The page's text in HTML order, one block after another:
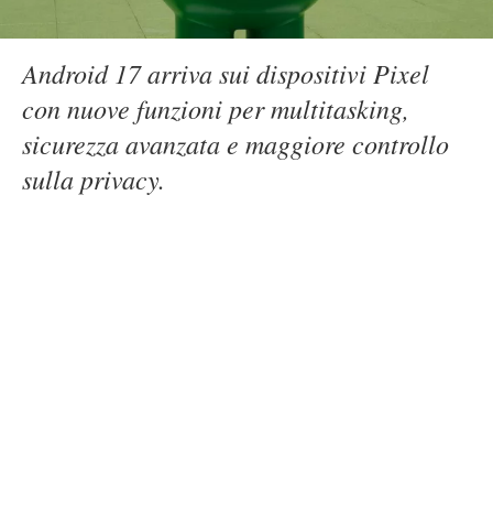
Android 17 arriva sui dispositivi Pixel
con nuove funzioni per multitasking,
sicurezza avanzata e maggiore controllo
sulla privacy.